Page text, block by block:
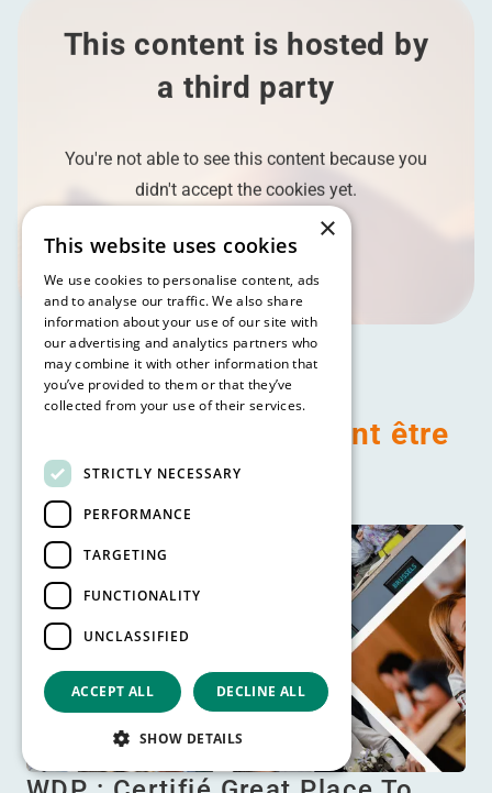
This content is hosted by
a third party
You're not able to see this content because you
didn't accept the cookies yet.
Vous pouvez également être
intéressé par
×
This website uses cookies
We use cookies to personalise content, ads
and to analyse our traffic. We also share
information about your use of our site with
our advertising and analytics partners who
may combine it with other information that
you’ve provided to them or that they’ve
collected from your use of their services.
STRICTLY NECESSARY
PERFORMANCE
TARGETING
FUNCTIONALITY
UNCLASSIFIED
ACCEPT ALL DECLINE ALL
SHOW DETAILS